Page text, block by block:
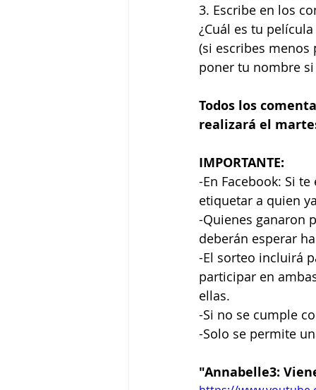
3. Escribe en los
¿Cuál es tu
(si escribes menos
poner tu nombre
Todos los
realizará el
IMPORTANTE:
-En Facebook: Si
etiquetar a quien
-Quienes ganaron
deberán esperar
-El sorteo incluirá
participar en
ellas.
-Si no se cumple
-Solo se permite
"Annabelle3: